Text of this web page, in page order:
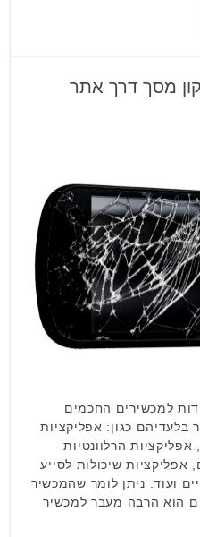
מסך דרך אתר
למכשירים החכמים
כגון: אפליקציות
הרלוונטיות
שיכולות לסייע
ועוד. ניתן לומר שהמכשיר
הוא הרבה מעבר למכשיר